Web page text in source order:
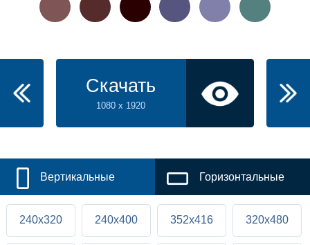
Скачать
1080 x 1920
Вертикальные Горизонтальные
240x320 240x400 352x416 320x480